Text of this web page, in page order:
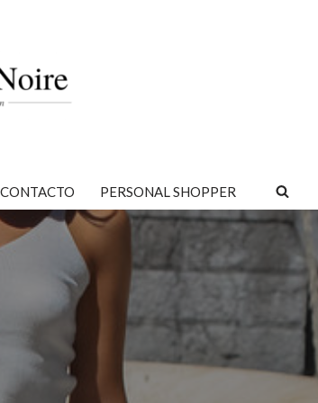
CONTACTO PERSONAL SHOPPER